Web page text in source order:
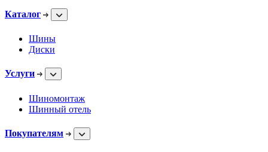
Каталог
Шины
Диски
Услуги
Шиномонтаж
Шинный отель
Покупателям